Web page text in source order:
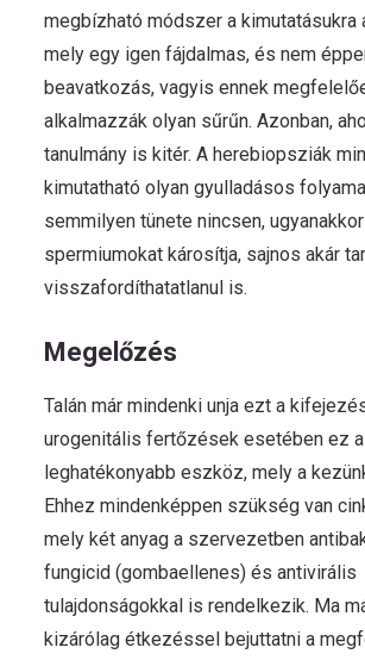
megbízható módszer a kimutatásukra
mely egy igen fájdalmas, és nem
beavatkozás, vagyis ennek
alkalmazzák olyan sűrűn. Azonban,
tanulmány is kitér. A herebiopsziák
kimutatható olyan gyulladásos
semmilyen tünete nincsen,
spermiumokat károsítja, sajnos akár
visszafordíthatatlanul is.
Megelőzés
Talán már mindenki unja ezt a
urogenitális fertőzések esetében ez a
leghatékonyabb eszköz, mely a
Ehhez mindenképpen szükség van
mely két anyag a szervezetben
fungicid (gombaellenes) és antivirális
tulajdonságokkal is rendelkezik. Ma
kizárólag étkezéssel bejuttatni a